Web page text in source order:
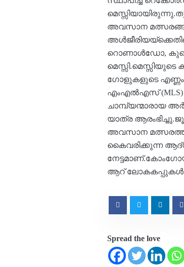
അവസാന
റൊണാൾഡോ,
ഗോളുകളുടെ എണ്ണം
എംഎൽഎസ് (MLS)
ചാമ്പ്യന്മാരായ
യാത്ര
അവസാന
കൈവരിക്കുന്ന
ആറ് ലോകകപ്പുകൾ
Spread the love